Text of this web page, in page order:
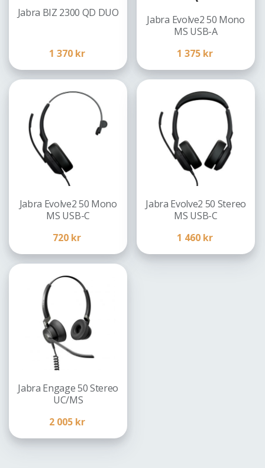
Jabra BIZ 2300 QD DUO
1 370 kr
Jabra Evolve2 50 Mono
MS USB-A
1 375 kr
Jabra Evolve2 50 Mono
MS USB-C
720 kr
Jabra Evolve2 50 Stereo
MS USB-C
1 460 kr
Jabra Engage 50 Stereo
UC/MS
2 005 kr